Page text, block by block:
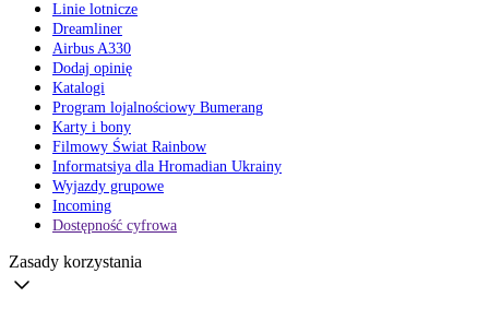
Linie lotnicze
Dreamliner
Airbus A330
Dodaj opinię
Katalogi
Program lojalnościowy Bumerang
Karty i bony
Filmowy Świat Rainbow
Informatsiya dla Hromadian Ukrainy
Wyjazdy grupowe
Incoming
Dostępność cyfrowa
Zasady korzystania